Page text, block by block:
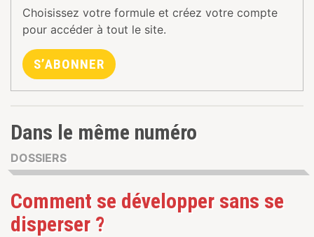
Choisissez votre formule et créez votre compte
pour accéder à tout le site.
S’ABONNER
Dans le même numéro
DOSSIERS
Comment se développer sans se
disperser ?